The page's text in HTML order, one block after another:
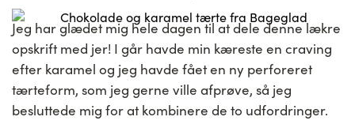
Jeg har glædet mig hele dagen til at dele denne lækre
opskrift med jer! I går havde min kæreste en craving
efter karamel og jeg havde fået en ny perforeret
tærteform, som jeg gerne ville afprøve, så jeg
besluttede mig for at kombinere de to udfordringer.